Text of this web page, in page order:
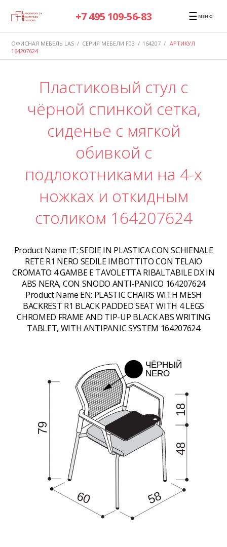
+7 495 109-56-83 ☰ МЕНЮ
ОФИСНАЯ МЕБЕЛЬ LAS / СЕРИЯ МЕБЕЛИ F03 / 164207 / АРТИКУЛ
164207624
Пластиковый стул с
чёрной спинкой сетка,
сиденье с мягкой
обивкой с
подлокотниками на 4-х
ножках и откидным
столиком 164207624
Product Name IT:SEDIE IN PLASTICA CON SCHIENALE
RETE R1 NERO SEDILE IMBOTTITO CON TELAIO
CROMATO 4 GAMBE E TAVOLETTA RIBALTABILE DX IN
ABS NERA, CON SNODO ANTI-PANICO 164207624
Product Name EN: PLASTIC CHAIRS WITH MESH
BACKREST R1 BLACK PADDED SEAT WITH 4 LEGS
CHROMED FRAME AND TIP-UP BLACK ABS WRITING
TABLET, WITH ANTIPANIC SYSTEM 164207624